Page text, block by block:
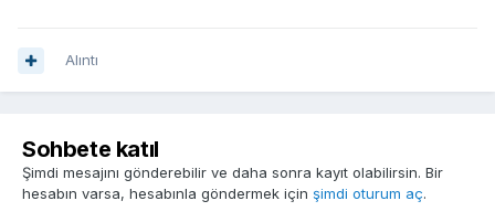
Alıntı
Sohbete katıl
Şimdi mesajını gönderebilir ve daha sonra kayıt olabilirsin. Bir
hesabın varsa, hesabınla göndermek için şimdi oturum aç.